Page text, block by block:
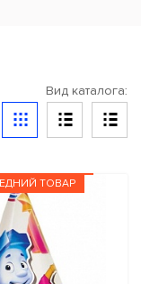
Вид каталога:
ТОВАР